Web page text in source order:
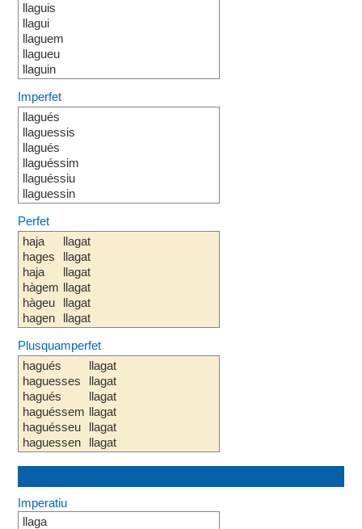
llaguis
llagui
llaguem
llagueu
llaguin
Imperfet
llagués
llaguessis
llagués
llaguéssim
llaguéssiu
llaguessin
Perfet
haja
hages
haja
hàgem
hàgeu
hagen
llagat
llagat
llagat
llagat
llagat
llagat
Plusquamperfet
hagués
haguesses
hagués
haguéssem
haguésseu
haguessen
llagat
llagat
llagat
llagat
llagat
llagat
Imperatiu
llaga